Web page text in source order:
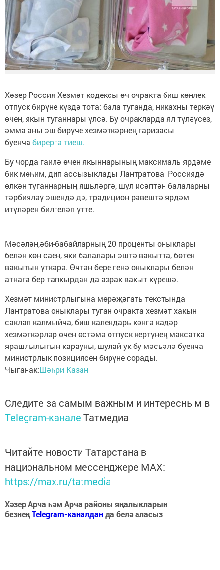
Хәзер Россия Хезмәт кодексы өч очракта биш көнлек
отпуск бирүне күздә тота: бала туганда, никахны теркәү
өчен, якын туганнары үлсә. Бу очракларда ял түләүсез,
әмма аны эш бирүче хезмәткәрнең гаризасы
буенча бирергә тиеш.
Бу чорда гаилә өчен якыннарының максималь ярдәме
бик мөһим, дип ассызыклады Лантратова. Россиядә
өлкән туганнарның яшьләргә, шул исәптән балаларны
тәрбияләү эшендә дә, традицион рәвештә ярдәм
итүләрен билгеләп үтте.
Мәсәлән,әби-бабайларның 20 проценты оныклары
белән көн саен, яки балалары эштә вакытта, бөтен
вакытын үткәрә. Өчтән бере генә оныклары белән
атнага бер тапкырдан да азрак вакыт күрешә.
Хезмәт министрлыгына мөрәҗәгать текстында
Лантратова оныклары туган очракта хезмәт хакын
саклап калмыйча, биш календарь көнгә кадәр
хезмәткәрләр өчен өстәмә отпуск кертүнең максатка
ярашлылыгын карауны, шулай ук бу мәсьәлә буенча
министрлык позициясен бирүне сорады.
Чыганак:Шәһри Казан
Следите за самым важным и интересным в
Telegram-канале Татмедиа
Читайте новости Татарстана в
национальном мессенджере MАХ:
https://max.ru/tatmedia
Хәзер Арча һәм Арча районы яңалыкларын
безнеңTelegram-каналданда белә аласыз